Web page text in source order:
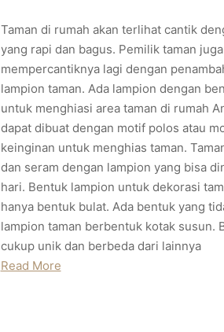
Taman di rumah akan terlihat cantik
yang rapi dan bagus. Pemilik taman
mempercantiknya lagi dengan
lampion taman. Ada lampion dengan
untuk menghiasi area taman di rumah
dapat dibuat dengan motif polos atau
keinginan untuk menghias taman.
dan seram dengan lampion yang bisa
hari. Bentuk lampion untuk dekorasi
hanya bentuk bulat. Ada bentuk yang
lampion taman berbentuk kotak susun.
cukup unik dan berbeda dari lainnya
Read More